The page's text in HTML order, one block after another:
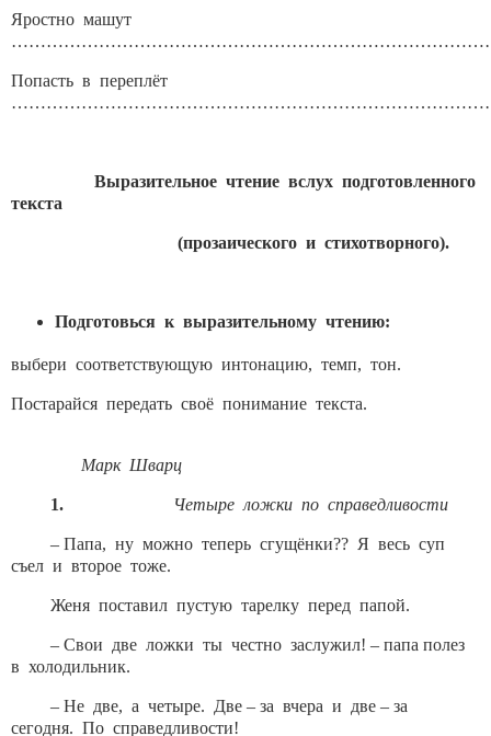
Яростно машут
Попасть в переплёт
Выразительное чтение вслух подготовленного
текста
(прозаического и стихотворного).
Подготовься к выразительному чтению:
выбери соответствующую интонацию, темп, тон.
Постарайся передать своё понимание текста.
Марк Шварц
1. Четыре ложки по справедливости
– Папа, ну можно теперь сгущёнки?? Я весь суп
съел и второе тоже.
Женя поставил пустую тарелку перед папой.
– Свои две ложки ты честно заслужил! – папа полез
в холодильник.
– Не две, а четыре. Две – за вчера и две – за
сегодня. По справедливости!